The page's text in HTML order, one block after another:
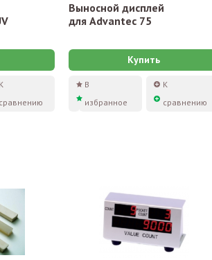
К
сравнению
Выносной дисплей
для Advantec 75
Купить
В
избранное
К
сравнению